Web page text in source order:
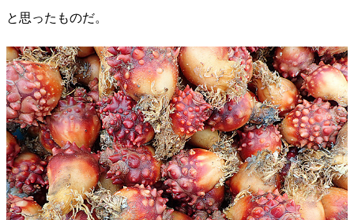
と思ったものだ。